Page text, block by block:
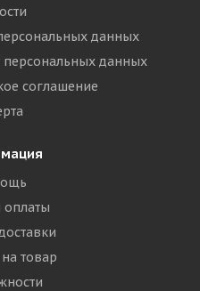
данных
персональных данных
соглашение
оплаты
на товар